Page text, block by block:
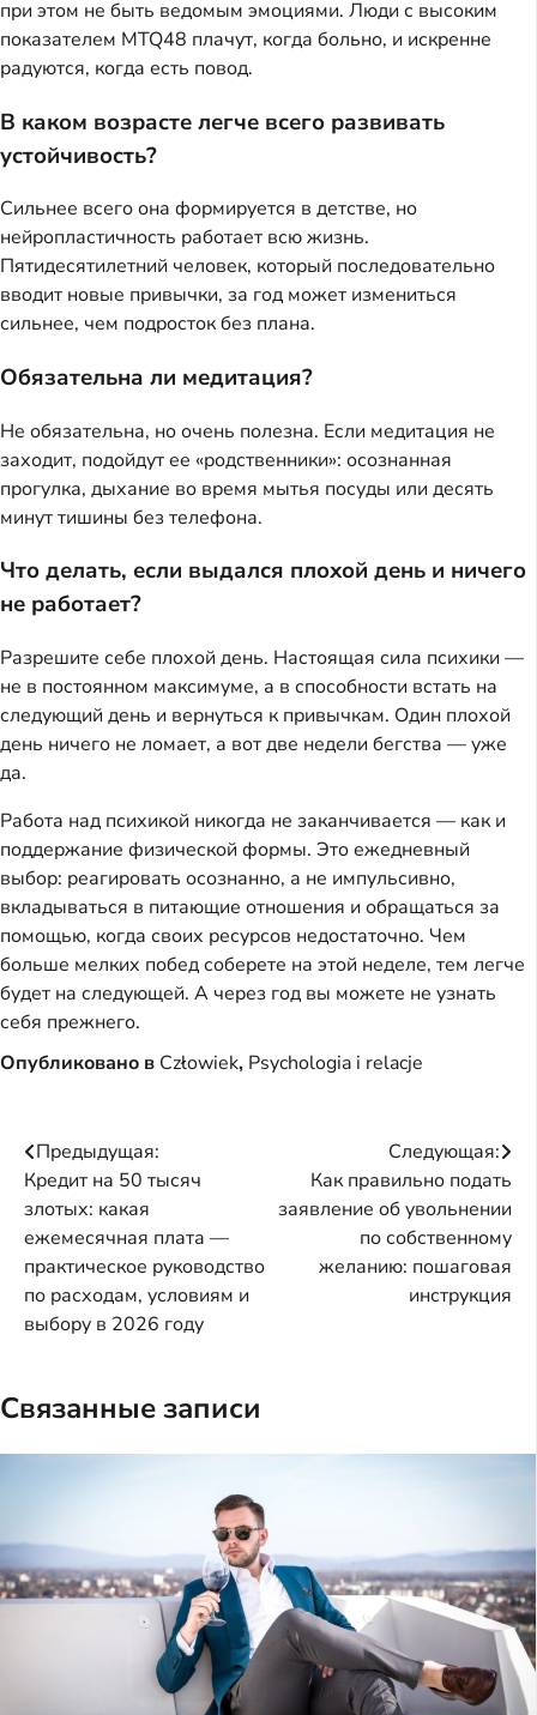
при этом не быть ведомым эмоциями. Люди с высоким
показателем MTQ48 плачут, когда больно, и искренне
радуются, когда есть повод.
В каком возрасте легче всего развивать
устойчивость?
Сильнее всего она формируется в детстве, но
нейропластичность работает всю жизнь.
Пятидесятилетний человек, который последовательно
вводит новые привычки, за год может измениться
сильнее, чем подросток без плана.
Обязательна ли медитация?
Не обязательна, но очень полезна. Если медитация не
заходит, подойдут ее «родственники»: осознанная
прогулка, дыхание во время мытья посуды или десять
минут тишины без телефона.
Что делать, если выдался плохой день и ничего
не работает?
Разрешите себе плохой день. Настоящая сила психики —
не в постоянном максимуме, а в способности встать на
следующий день и вернуться к привычкам. Один плохой
день ничего не ломает, а вот две недели бегства — уже
да.
Работа над психикой никогда не заканчивается — как и
поддержание физической формы. Это ежедневный
выбор: реагировать осознанно, а не импульсивно,
вкладываться в питающие отношения и обращаться за
помощью, когда своих ресурсов недостаточно. Чем
больше мелких побед соберете на этой неделе, тем легче
будет на следующей. А через год вы можете не узнать
себя прежнего.
Опубликовано в Człowiek, Psychologia i relacje
Навигация
по
записям
Предыдущая:
Кредит на 50 тысяч
злотых: какая
ежемесячная плата —
практическое руководство
по расходам, условиям и
выбору в 2026 году
Следующая:
Как правильно подать
заявление об увольнении
по собственному
желанию: пошаговая
инструкция
Связанные записи